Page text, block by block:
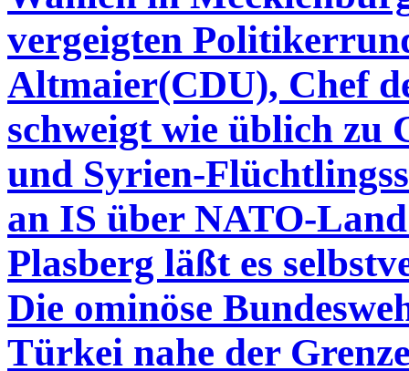
vergeigten
Altmaier(CDU), Chef
schweigt wie üblich zu
und Syrien-
an IS über NATO-
Plasberg läßt es
Die ominöse
Türkei nahe der